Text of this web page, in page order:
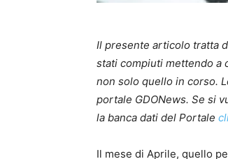
Il presente articolo tratta
stati compiuti mettendo a
non solo quello in corso.
portale GDONews. Se si
la banca dati del Portale
Il mese di Aprile, quello